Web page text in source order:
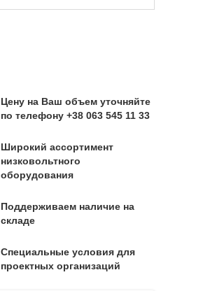
Цену на Ваш объем уточняйте
по телефону +38 063 545 11 33
Широкий ассортимент
низковольтного
оборудования
Поддерживаем наличие на
складе
Специальные условия для
проектных организаций